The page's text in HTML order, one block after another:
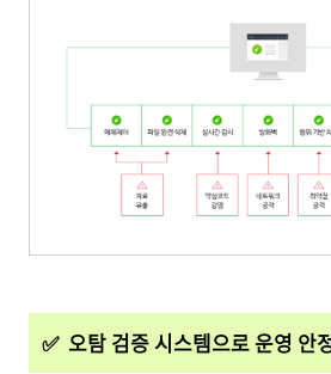
✅ 오탐 검증 시스템으로 운영 안